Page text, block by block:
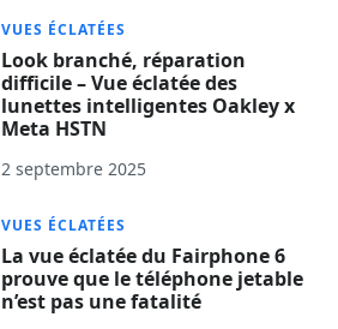
VUES ÉCLATÉES
Look branché, réparation
difficile – Vue éclatée des
lunettes intelligentes Oakley x
Meta HSTN
2 septembre 2025
VUES ÉCLATÉES
La vue éclatée du Fairphone 6
prouve que le téléphone jetable
n’est pas une fatalité